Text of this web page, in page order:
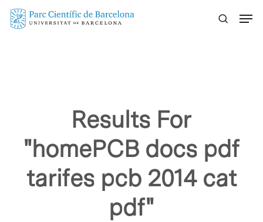
Skip
Results For
"homePCB docs pdf
tarifes pcb 2014 cat
pdf"